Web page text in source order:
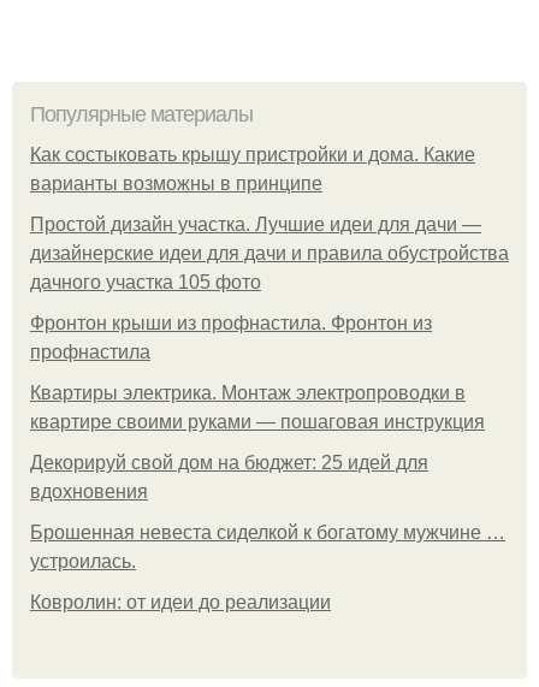
Популярные материалы
Как состыковать крышу пристройки и дома. Какие
варианты возможны в принципе
Простой дизайн участка. Лучшие идеи для дачи —
дизайнерские идеи для дачи и правила обустройства
дачного участка 105 фото
Фронтон крыши из профнастила. Фронтон из
профнастила
Квартиры электрика. Монтаж электропроводки в
квартире своими руками — пошаговая инструкция
Декорируй свой дом на бюджет: 25 идей для
вдохновения
Брошенная невеста сиделкой к богатому мужчине …
устроилась.
Ковролин: от идеи до реализации